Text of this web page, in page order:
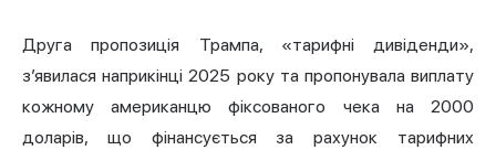
Друга пропозиція Трампа, «тарифні дивіденди»,
з’явилася наприкінці 2025 року та пропонувала виплату
кожному американцю фіксованого чека на 2000
доларів, що фінансується за рахунок тарифних